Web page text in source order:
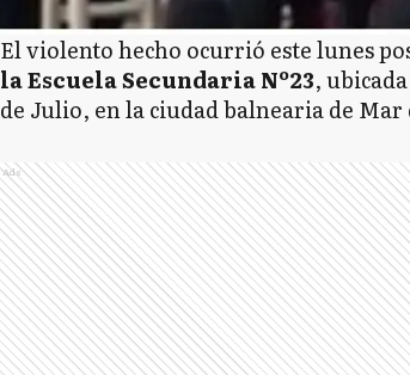
El violento hecho ocurrió este lunes
la Escuela Secundaria Nº23,
de Julio, en la ciudad balnearia de Mar
Ads